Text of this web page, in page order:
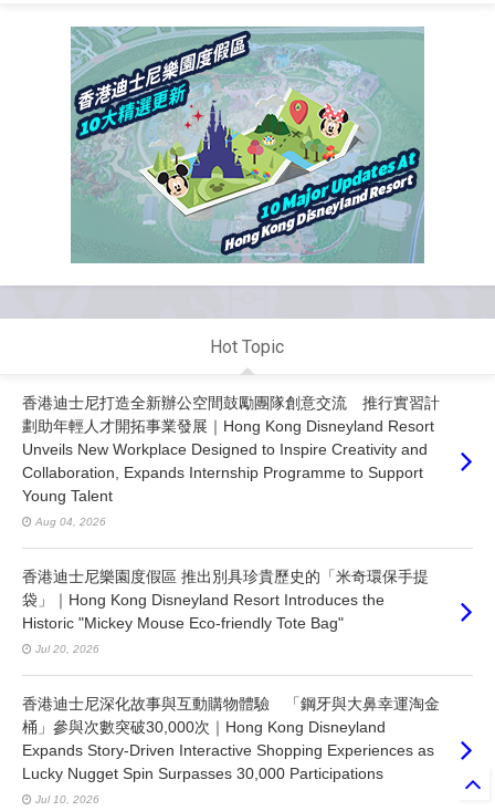
Hot Topic
香港迪士尼打造全新辦公空間鼓勵團隊創意交流 推行實習計
劃助年輕人才開拓事業發展｜Hong Kong Disneyland Resort
Unveils New Workplace Designed to Inspire Creativity and
Collaboration, Expands Internship Programme to Support
Young Talent
Aug 04, 2026
香港迪士尼樂園度假區 推出別具珍貴歷史的「米奇環保手提
袋」｜Hong Kong Disneyland Resort Introduces the
Historic "Mickey Mouse Eco-friendly Tote Bag"
Jul 20, 2026
香港迪士尼深化故事與互動購物體驗 「鋼牙與大鼻幸運淘金
桶」參與次數突破30,000次｜Hong Kong Disneyland
Expands Story-Driven Interactive Shopping Experiences as
Lucky Nugget Spin Surpasses 30,000 Participations
Jul 10, 2026